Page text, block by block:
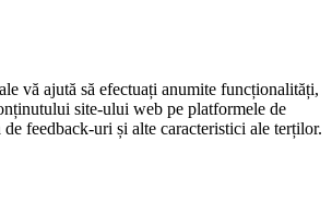
vă ajută să efectuați anumite funcționalități,
site-ului web pe platformele de
de feedback-uri și alte caracteristici ale terților.